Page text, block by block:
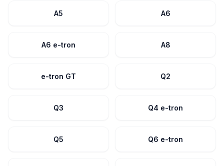
A5 A6
A6 e-tron A8
e-tron GT Q2
Q3 Q4 e-tron
Q5 Q6 e-tron